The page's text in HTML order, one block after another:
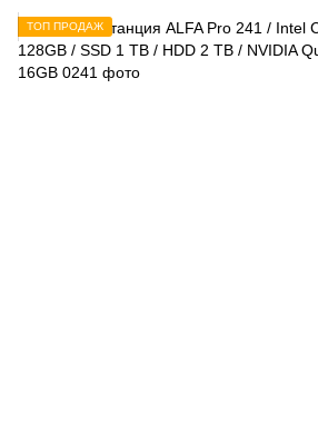
ТОП ПРОДАЖ